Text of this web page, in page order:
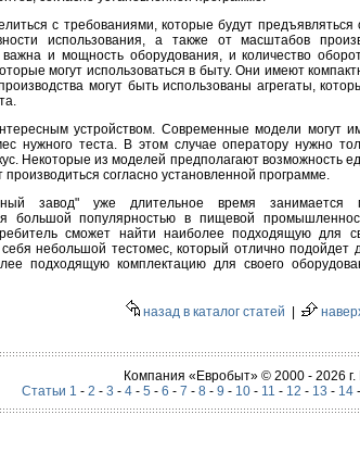
с требованиями, которые будут предъявляться
использования, а также от масштабов
и мощность оборудования, и количество
могут использоваться в быту. Они имеют
могут быть использованы агрегаты,
устройством. Современные модели могут
нужного теста. В этом случае оператору нужно
Некоторые из моделей предполагают возможность
согласно установленной программе.
завод" уже длительное время занимается
большой популярностью в пищевой
сможет найти наиболее подходящую для
небольшой тестомес, который отлично
подходящую комплектацию для своего
назад в каталог статей
Компания «Евробыт» © 2000 - 2026
Статьи 1 - 2 - 3 - 4- 5 - 6 - 7 - 8- 9 - 10- 11 - 12 - 13 - 14-